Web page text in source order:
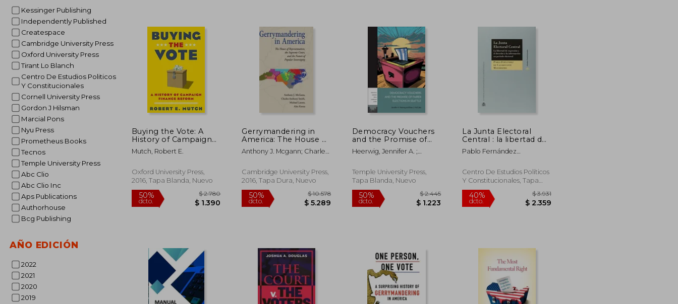
Kessinger Publishing
Independently Published
Createspace
Cambridge University Press
Oxford University Press
Tirant Lo Blanch
Centro De Estudios Politicos
Y Constitucionales
Cornell University Press
Gordon J Hilsman
Marcial Pons
Nyu Press
Prometheus Books
Tecnos
Temple University Press
Abc Clio
Abc Clio Inc
Aps Publications
Authorhouse
Bcg Publishing
AÑO EDICIÓN
2022
2021
2020
2019
50%
dcto.
50%
dcto.
40%
dcto. dcto.
Buying the Vote: A
History of Campaign
Finance Reform (en
Inglés)
Mutch, Robert E.
Oxford University Press,
2016, Tapa Blanda, Nuevo
50%
dcto.
Gerrymandering in
America: The House of
Representatives, the
Supreme Court, and
Sovereignty (en
Inglés)
Anthony J. Mcgann; Charles
Latner
Cambridge University Press,
2016, Tapa Dura, Nuevo
50%
dcto. $ 5.289
Democracy Vouchers
and the Promise of
Fairer Elections in
Seattle (en Inglés)
Heerwig, Jennifer A. ;
Temple University Press,
Tapa Blanda, Nuevo
50%
dcto.
$ 2.445
$ 1.223
La Junta Electoral
Central : la libertad de
expresión y el
derecho a la
período electoral
Pablo Fernández
Centro De Estudios Políticos
Y Constitucionales, Tapa
Blanda, Nuevo
40%
dcto.